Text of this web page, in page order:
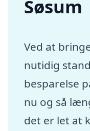
Søsum
Ved at
nutidig
besparelse
nu og så
det er let at